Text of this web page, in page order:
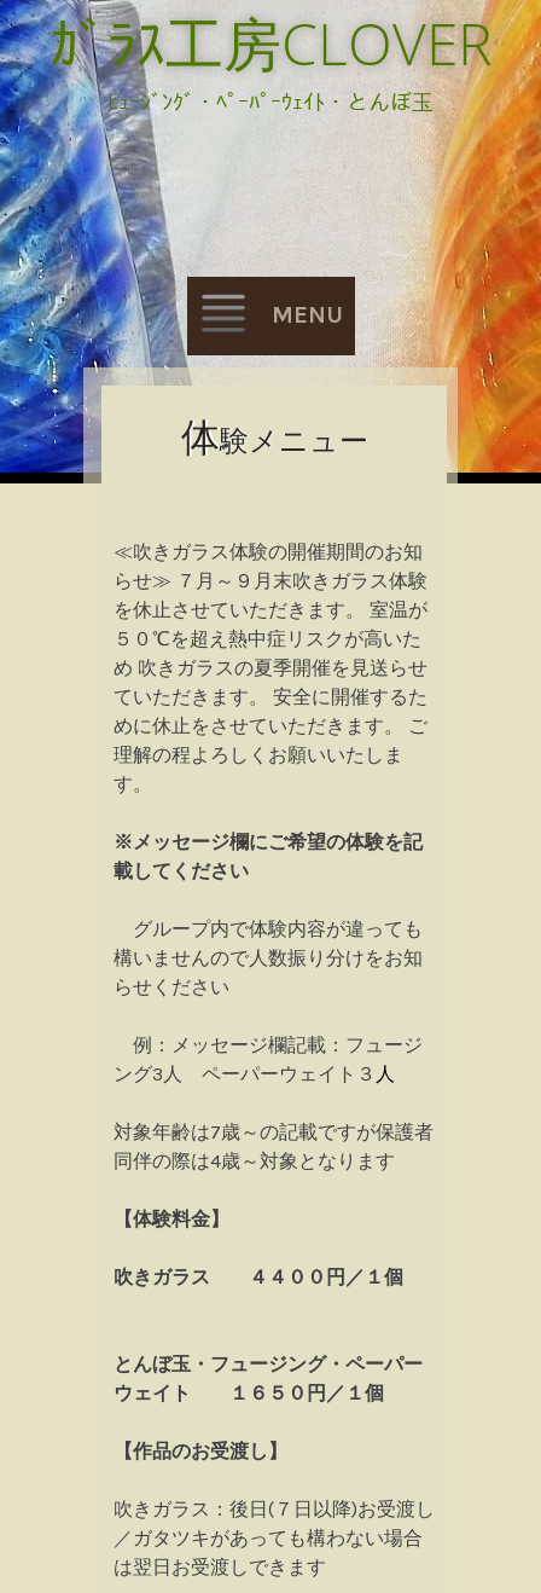
ｶﾞﾗｽ工房CLOVER
ﾋｭｰｼﾞﾝｸﾞ・ﾍﾟｰﾊﾟｰｳｪｲﾄ・とんぼ玉
MENU
to
体験メニュー
≪吹きガラス体験の開催期間のお知
らせ≫ ７月～９月末吹きガラス体験
を休止させていただきます。 室温が
５０℃を超え熱中症リスクが高いた
め 吹きガラスの夏季開催を見送らせ
ていただきます。 安全に開催するた
めに休止をさせていただきます。 ご
理解の程よろしくお願いいたしま
す。
※メッセージ欄にご希望の体験を記
載してください
グループ内で体験内容が違っても
構いませんので人数振り分けをお知
らせください
例：メッセージ欄記載：フュージ
ング3人 ペーパーウェイト３ 人
対象年齢は7歳～の記載ですが保護者
同伴の際は4歳～対象となります
【体験料金】
吹きガラス ４４００円／１個
とんぼ玉・フュージング・ペーパー
ウェイト １６５０円／１個
【作品のお受渡し】
吹きガラス：後日(７日以降)お受渡し
／ガタツキがあっても構わない場合
は翌日お受渡しできます